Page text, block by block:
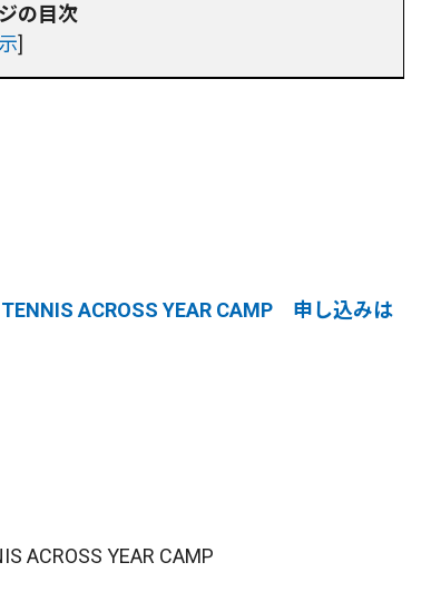
の目次
]
ACROSS YEAR CAMP 申し込みは
ACROSS YEAR CAMP